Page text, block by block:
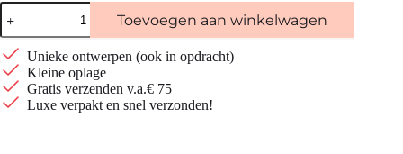
Zilveren
kinderoorbellen
lammetje
Nikkelvrij
aantal
Toevoegen aan winkelwagen
Unieke ontwerpen (ook in opdracht)
Kleine oplage
Gratis verzenden v.a.€ 75
Luxe verpakt en snel verzonden!